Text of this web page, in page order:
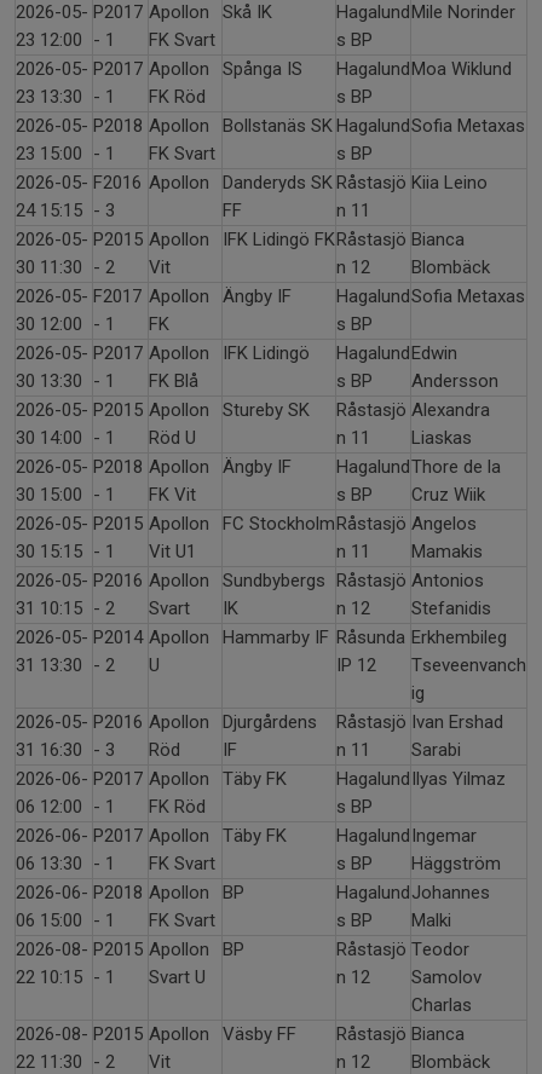
2026-05-
23 12:00
P2017
- 1
Apollon
FK Svart
Skå IK
Hagalund
s BP
Mile Norinder
2026-05-
23 13:30
P2017
- 1
Apollon
FK Röd
Spånga IS
Hagalund
s BP
Moa Wiklund
2026-05-
23 15:00
P2018
- 1
Apollon
FK Svart
Bollstanäs SKHagalund
s BP
Sofia Metaxas
2026-05-
24 15:15
F2016
- 3
Apollon
Danderyds SK
FF
Råstasjö
n 11
Kiia Leino
2026-05-
30 11:30
P2015
- 2
Apollon
Vit
IFK Lidingö FKRåstasjö
n 12
Bianca
Blombäck
2026-05-
30 12:00
F2017
- 1
Apollon
FK
Ängby IF
Hagalund
s BP
Sofia Metaxas
2026-05-
30 13:30
P2017
- 1
Apollon
FK Blå
IFK Lidingö
Hagalund
s BP
Edwin
Andersson
2026-05-
30 14:00
P2015
- 1
Apollon
Röd U
Stureby SK
Råstasjö
n 11
Alexandra
Liaskas
2026-05-
30 15:00
P2018
- 1
Apollon
FK Vit
Ängby IF
Hagalund
s BP
Thore de la
Cruz Wiik
2026-05-
30 15:15
P2015
- 1
Apollon
Vit U1
FC StockholmRåstasjö
n 11
Angelos
Mamakis
2026-05-
31 10:15
P2016
- 2
Apollon
Svart
Sundbybergs
IK
Råstasjö
n 12
Antonios
Stefanidis
2026-05-
31 13:30
P2014
- 2
Apollon
U
Hammarby IF Råsunda
IP 12
Erkhembileg
Tseveenvanch
ig
2026-05-
31 16:30
P2016
- 3
Apollon
Röd
Djurgårdens
IF
Råstasjö
n 11
Ivan Ershad
Sarabi
2026-06-
06 12:00
P2017
- 1
Apollon
FK Röd
Täby FK
Hagalund
s BP
Ilyas Yilmaz
2026-06-
06 13:30
P2017
- 1
Apollon
FK Svart
Täby FK
Hagalund
s BP
Ingemar
Häggström
2026-06-
06 15:00
P2018
- 1
Apollon
FK Svart
BP
Hagalund
s BP
Johannes
Malki
2026-08-
22 10:15
P2015
- 1
Apollon
Svart U
BP
Råstasjö
n 12
Teodor
Samolov
Charlas
2026-08-
22 11:30
P2015
- 2
Apollon
Vit
Väsby FF
Råstasjö
n 12
Bianca
Blombäck